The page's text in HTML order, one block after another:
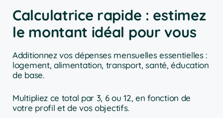
Calculatrice rapide : estimez
le montant idéal pour vous
Additionnez vos dépenses mensuelles essentielles :
logement, alimentation, transport, santé, éducation
de base.
Multipliez ce total par 3, 6 ou 12, en fonction de
votre profil et de vos objectifs.